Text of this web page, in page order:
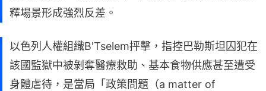
釋場景形成強烈反差。
以色列人權組織B'Tselem抨擊，指控巴勒斯坦囚犯在
該國監獄中被剝奪醫療救助、基本食物供應甚至遭受
身體虐待，是當局「政策問題（a matter of